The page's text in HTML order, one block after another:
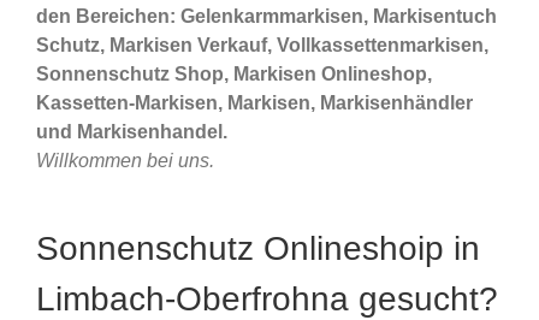
den Bereichen: Gelenkarmmarkisen, Markisentuch
Schutz, Markisen Verkauf, Vollkassettenmarkisen,
Sonnenschutz Shop, Markisen Onlineshop,
Kassetten-Markisen, Markisen, Markisenhändler
und Markisenhandel.
Willkommen bei uns.
Sonnenschutz Onlineshoip in
Limbach-Oberfrohna gesucht?